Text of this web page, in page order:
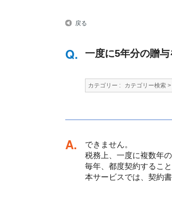
戻る
一度に5年分の贈
カテゴリー : カテゴリー検索 >
回答
できません。
税務上、一度に複数年
毎年、都度契約するこ
本サービスでは、契約